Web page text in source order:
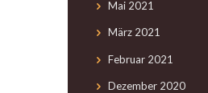
Mai 2021
März 2021
Februar 2021
Dezember 2020